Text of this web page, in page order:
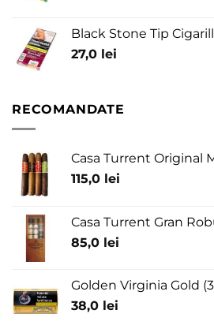
Black Stone Tip
27,0 lei
RECOMANDATE
Casa Turrent Original
115,0 lei
Casa Turrent Gran
85,0 lei
Golden Virginia Gold
38,0 lei